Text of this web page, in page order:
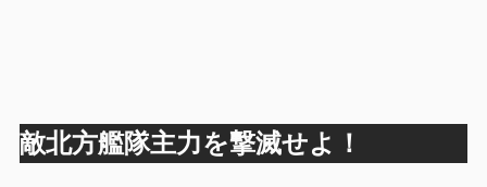
敵北方艦隊主力を撃滅せよ！